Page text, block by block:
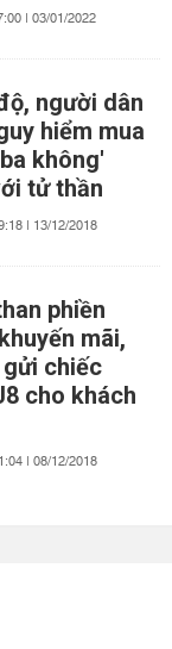
| 03/01/2022
người dân
hiểm mua
không'
tử thần
| 13/12/2018
phiền
mãi,
chiếc
cho khách
| 08/12/2018